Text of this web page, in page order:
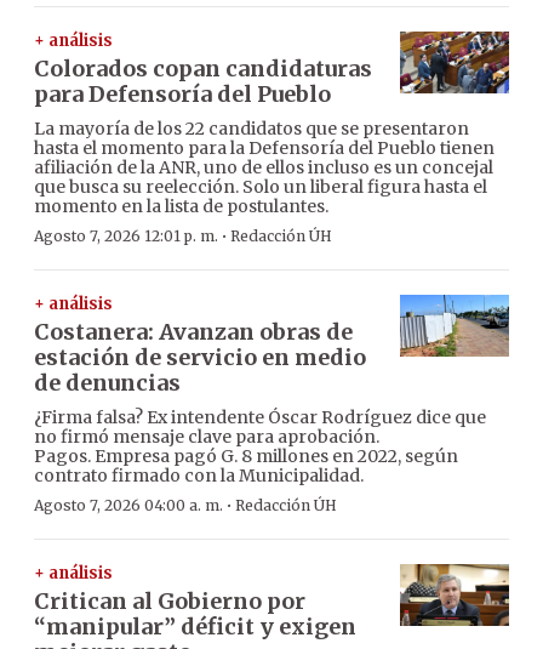
+ análisis
Colorados copan candidaturas
para Defensoría del Pueblo
La mayoría de los 22 candidatos que se presentaron
hasta el momento para la Defensoría del Pueblo tienen
afiliación de la ANR, uno de ellos incluso es un concejal
que busca su reelección. Solo un liberal figura hasta el
momento en la lista de postulantes.
Agosto 7, 2026 12:01 p. m. · Redacción ÚH
+ análisis
Costanera: Avanzan obras de
estación de servicio en medio
de denuncias
¿Firma falsa? Ex intendente Óscar Rodríguez dice que
no firmó mensaje clave para aprobación.
Pagos. Empresa pagó G. 8 millones en 2022, según
contrato firmado con la Municipalidad.
Agosto 7, 2026 04:00 a. m. · Redacción ÚH
+ análisis
Critican al Gobierno por
“manipular” déficit y exigen